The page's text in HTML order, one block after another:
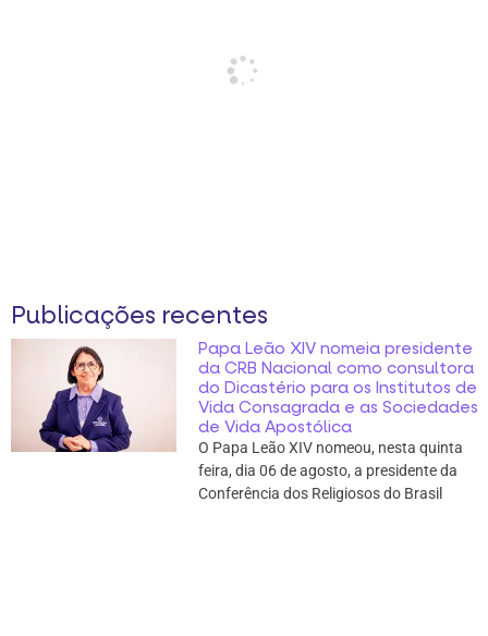
Publicações recentes
Papa Leão XIV nomeia presidente
da CRB Nacional como consultora
do Dicastério para os Institutos de
Vida Consagrada e as Sociedades
de Vida Apostólica
O Papa Leão XIV nomeou, nesta quinta
feira, dia 06 de agosto, a presidente da
Conferência dos Religiosos do Brasil